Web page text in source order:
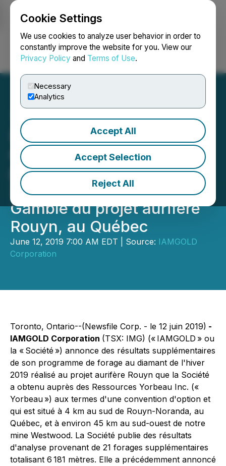
Cookie Settings
We use cookies to analyze user behavior in order to
constantly improve the website for you. View our
Privacy Policy and Terms of Use.
Necessary
Analytics
Accept All
Accept Selection
Reject All
Login Search Français
IAMGOLD annonce
d'autres résultats de son
programme de forage de
2019 dans la zone du lac
Gamble du projet aurifère
Rouyn, au Québec
June 12, 2019 7:00 AM EDT | Source: IAMGOLD
Corporation
Toronto, Ontario--(Newsfile Corp. - le 12 juin 2019) -
IAMGOLD Corporation (TSX: IMG) (« IAMGOLD » ou
la « Société ») annonce des résultats supplémentaires
de son programme de forage au diamant de l'hiver
2019 réalisé au projet aurifère Rouyn que la Société
a obtenu auprès des Ressources Yorbeau Inc. («
Yorbeau ») aux termes d'une convention d'option et
qui est situé à 4 km au sud de Rouyn-Noranda, au
Québec, et à environ 45 km au sud-ouest de notre
mine Westwood. La Société publie des résultats
d'analyse provenant de 21 forages supplémentaires
totalisant 6 181 mètres. Elle a précédemment annoncé